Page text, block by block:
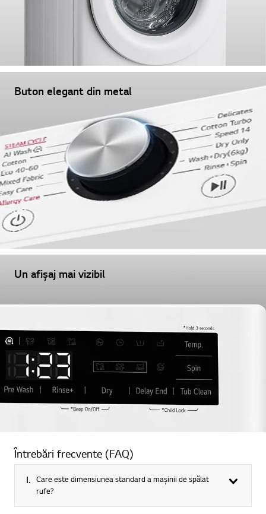
Buton elegant din metal
Un afișaj mai vizibil
Întrebări frecvente (FAQ)
I. Care este dimensiunea standard a mașinii de spălat
rufe?